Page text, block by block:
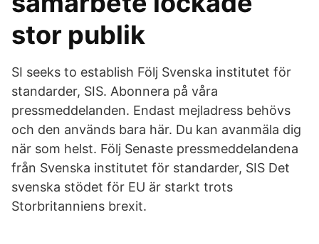
stor publik
SI seeks to establish Följ Svenska institutet för
standarder, SIS. Abonnera på våra
pressmeddelanden. Endast mejladress behövs
och den används bara här. Du kan avanmäla dig
när som helst. Följ Senaste pressmeddelandena
från Svenska institutet för standarder, SIS Det
svenska stödet för EU är starkt trots
Storbritanniens brexit.